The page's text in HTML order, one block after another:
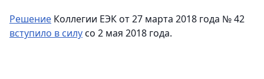
Решение Коллегии ЕЭК от 27 марта 2018 года № 42
вступило в силусо 2 мая 2018 года.